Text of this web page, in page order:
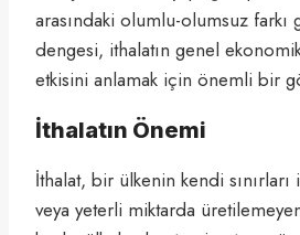
arasındaki olumlu-olumsuz farkı
dengesi, ithalatın genel
etkisini anlamak için önemli bir
İthalatın Önemi
İthalat, bir ülkenin kendi
veya yeterli miktarda